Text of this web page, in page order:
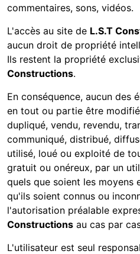
commentaires, sons, vidéos.
L'accès au site de L.S.T
aucun droit de propriété
Ils restent la propriété
Constructions.
En conséquence, aucun des
en tout ou partie être
dupliqué, vendu, revendu,
communiqué, distribué,
utilisé, loué ou exploité de
gratuit ou onéreux, par un
quels que soient les moyens
qu'ils soient connus ou
l'autorisation préalable
Constructions au cas par
L'utilisateur est seul